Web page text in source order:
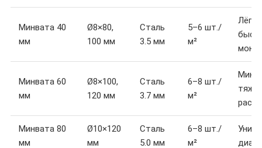
Минвата 40
мм
Ø8×80,
100 мм
Сталь
3.5 мм
5–6 шт./
м²
Минвата 60
мм
Ø8×100,
120 мм
Сталь
3.7 мм
6–8 шт./
м²
Минвата 80
мм
Ø10×120
мм
Сталь
5.0 мм
6–8 шт./
м²